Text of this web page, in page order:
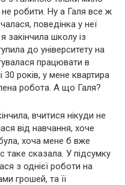
робити. Ну а Галя все ж
поведінка у неї
закінчила школу із
до університету на
працювати в
років, у мене квартира
робота. А що Галя?
вчитися нікуди не
від навчання, хоче
хоча мене б вже
таке сказала. У підсумку
з однієї роботи на
грошей, та її